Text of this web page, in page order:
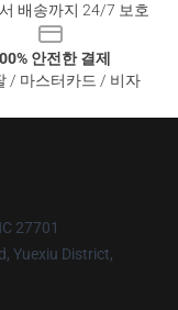
배송까지 24/7 보호
안전한 결제
/ 마스터카드 / 비자
27701
Yuexiu District,